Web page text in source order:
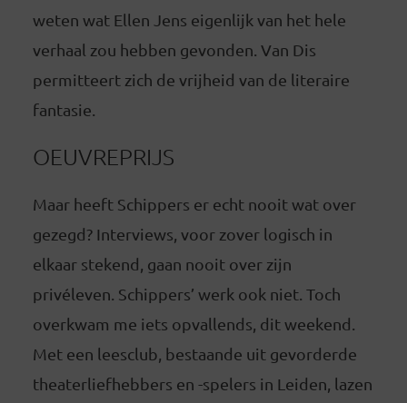
weten wat Ellen Jens eigenlijk van het hele
verhaal zou hebben gevonden. Van Dis
permitteert zich de vrijheid van de literaire
fantasie.
OEUVREPRIJS
Maar heeft Schippers er echt nooit wat over
gezegd? Interviews, voor zover logisch in
elkaar stekend, gaan nooit over zijn
privéleven. Schippers’ werk ook niet. Toch
overkwam me iets opvallends, dit weekend.
Met een leesclub, bestaande uit gevorderde
theaterliefhebbers en -spelers in Leiden, lazen